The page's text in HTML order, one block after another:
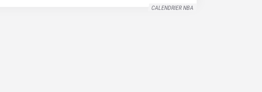
CALENDRIER NBA